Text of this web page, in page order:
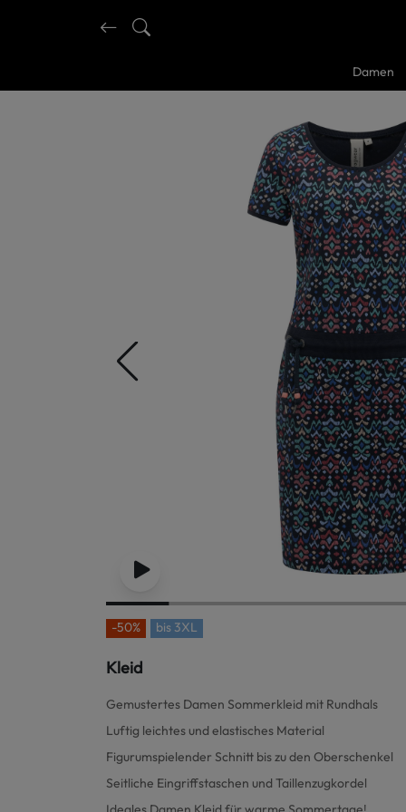
Damen
-50% bis 3XL
Kleid
Gemustertes Damen Sommerkleid mit Rundhals
Luftig leichtes und elastisches Material
Figurumspielender Schnitt bis zu den Oberschenkel
Seitliche Eingriffstaschen und Taillenzugkordel